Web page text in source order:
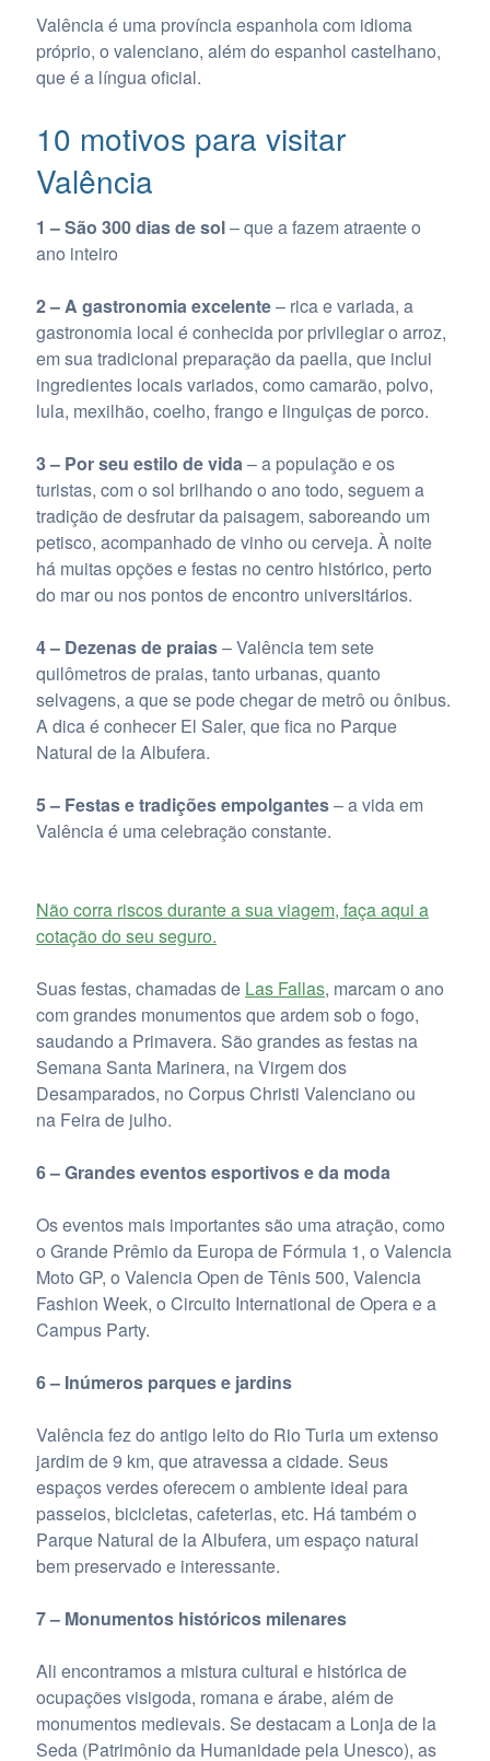
Valência é uma província espanhola com idioma
próprio, o valenciano, além do espanhol castelhano,
que é a língua oficial.
10 motivos para visitar
Valência
1 – São 300 dias de sol– que a fazem atraente o
ano inteiro
2 – A gastronomia excelente– rica e variada, a
gastronomia local é conhecida por privilegiar o arroz,
em sua tradicional preparação da paella, que inclui
ingredientes locais variados, como camarão, polvo,
lula, mexilhão, coelho, frango e linguiças de porco.
3 – Por seu estilo de vida – a população e os
turistas, com o sol brilhando o ano todo, seguem a
tradição de desfrutar da paisagem, saboreando um
petisco, acompanhado de vinho ou cerveja. À noite
há muitas opções e festas no centro histórico, perto
do mar ou nos pontos de encontro universitários.
4 – Dezenas de praias– Valência tem sete
quilômetros de praias, tanto urbanas, quanto
selvagens, a que se pode chegar de metrô ou ônibus.
A dica é conhecer El Saler, que fica no Parque
Natural de la Albufera.
5 – Festas e tradições empolgantes– a vida em
Valência é uma celebração constante.
Não corra riscos durante a sua viagem, faça aqui a
cotação do seu seguro.
Suas festas, chamadas de Las Fallas, marcam o ano
com grandes monumentos que ardem sob o fogo,
saudando a Primavera. São grandes as festas na
Semana Santa Marinera, na Virgem dos
Desamparados, no Corpus Christi Valenciano ou
na Feira de julho.
6 – Grandes eventos esportivos e da moda
Os eventos mais importantes são uma atração, como
o Grande Prêmio da Europa de Fórmula 1, o Valencia
Moto GP, o Valencia Open de Tênis 500, Valencia
Fashion Week, o Circuito International de Opera e a
Campus Party.
6 – Inúmeros parques e jardins
Valência fez do antigo leito do Rio Turia um extenso
jardim de 9 km, que atravessa a cidade. Seus
espaços verdes oferecem o ambiente ideal para
passeios, bicicletas, cafeterias, etc. Há também o
Parque Natural de la Albufera, um espaço natural
bem preservado e interessante.
7 – Monumentos históricos milenares
Ali encontramos a mistura cultural e histórica de
ocupações visigoda, romana e árabe, além de
monumentos medievais. Se destacam a Lonja de la
Seda (Patrimônio da Humanidade pela Unesco), as